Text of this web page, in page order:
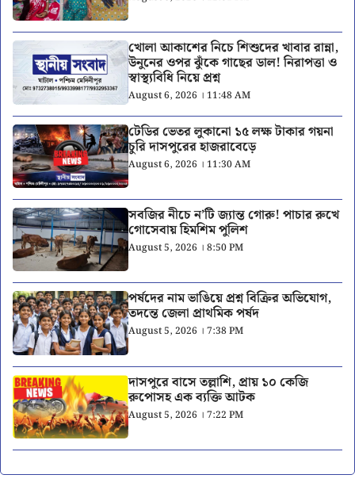
খোলা আকাশের নিচে শিশুদের খাবার রান্না,
উনুনের ওপর ঝুঁকে গাছের ডাল! নিরাপত্তা ও
স্বাস্থ্যবিধি নিয়ে প্রশ্ন
August 6, 2026 । 11:48 AM
টেডির ভেতর লুকানো ১৫ লক্ষ টাকার গয়না
চুরি দাসপুরের হাজরাবেড়ে
August 6, 2026 । 11:30 AM
সবজির নীচে ন’টি জ্যান্ত গোরু! পাচার রুখে
গোসেবায় হিমশিম পুলিশ
August 5, 2026 । 8:50 PM
পর্ষদের নাম ভাঙিয়ে প্রশ্ন বিক্রির অভিযোগ,
তদন্তে জেলা প্রাথমিক পর্ষদ
August 5, 2026 । 7:38 PM
দাসপুরে বাসে তল্লাশি, প্রায় ১০ কেজি
রুপোসহ এক ব্যক্তি আটক
August 5, 2026 । 7:22 PM